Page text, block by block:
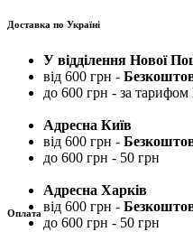
Доставка по Україні
У відділення Нової
від 600 грн -
до 600 грн - за
Адресна Київ
від 600 грн -
до 600 грн - 50 грн
Адресна Харків
від 600 грн -
до 600 грн - 50 грн
Оплата